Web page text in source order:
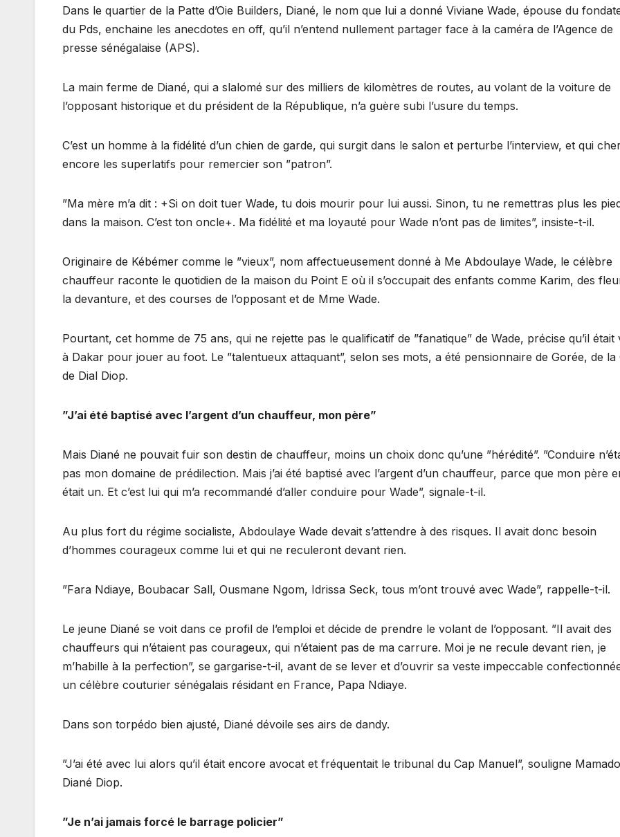
Dans le quartier de la Patte d’Oie Builders, Diané, le nom que lui a donné Viviane Wade, épouse du
du Pds, enchaine les anecdotes en off, qu’il n’entend nullement partager face à la caméra de l’Agence de
presse sénégalaise (APS).
La main ferme de Diané, qui a slalomé sur des milliers de kilomètres de routes, au volant de la voiture de
l’opposant historique et du président de la République, n’a guère subi l’usure du temps.
C’est un homme à la fidélité d’un chien de garde, qui surgit dans le salon et perturbe l’interview, et qui
encore les superlatifs pour remercier son ”patron”.
”Ma mère m’a dit : +Si on doit tuer Wade, tu dois mourir pour lui aussi. Sinon, tu ne remettras plus les
dans la maison. C’est ton oncle+. Ma fidélité et ma loyauté pour Wade n’ont pas de limites”, insiste-t-il.
Originaire de Kébémer comme le ”vieux”, nom affectueusement donné à Me Abdoulaye Wade, le célèbre
chauffeur raconte le quotidien de la maison du Point E où il s’occupait des enfants comme Karim, des
la devanture, et des courses de l’opposant et de Mme Wade.
Pourtant, cet homme de 75 ans, qui ne rejette pas le qualificatif de ”fanatique” de Wade, précise qu’il était
à Dakar pour jouer au foot. Le ”talentueux attaquant”, selon ses mots, a été pensionnaire de Gorée, de la
de Dial Diop.
”J’ai été baptisé avec l’argent d’un chauffeur, mon père”
Mais Diané ne pouvait fuir son destin de chauffeur, moins un choix donc qu’une ”hérédité”. ”Conduire
pas mon domaine de prédilection. Mais j’ai été baptisé avec l’argent d’un chauffeur, parce que mon père
était un. Et c’est lui qui m’a recommandé d’aller conduire pour Wade”, signale-t-il.
Au plus fort du régime socialiste, Abdoulaye Wade devait s’attendre à des risques. Il avait donc besoin
d’hommes courageux comme lui et qui ne reculeront devant rien.
”Fara Ndiaye, Boubacar Sall, Ousmane Ngom, Idrissa Seck, tous m’ont trouvé avec Wade”, rappelle-t-il.
Le jeune Diané se voit dans ce profil de l’emploi et décide de prendre le volant de l’opposant. ”Il avait des
chauffeurs qui n’étaient pas courageux, qui n’étaient pas de ma carrure. Moi je ne recule devant rien, je
m’habille à la perfection”, se gargarise-t-il, avant de se lever et d’ouvrir sa veste impeccable
un célèbre couturier sénégalais résidant en France, Papa Ndiaye.
Dans son torpédo bien ajusté, Diané dévoile ses airs de dandy.
”J’ai été avec lui alors qu’il était encore avocat et fréquentait le tribunal du Cap Manuel”, souligne
Diané Diop.
”Je n’ai jamais forcé le barrage policier”